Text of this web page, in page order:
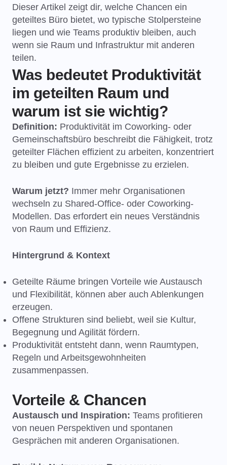
Dieser Artikel zeigt dir, welche Chancen ein
geteiltes Büro bietet, wo typische Stolpersteine
liegen und wie Teams produktiv bleiben, auch
wenn sie Raum und Infrastruktur mit anderen
teilen.
Was bedeutet Produktivität
im geteilten Raum und
warum ist sie wichtig?
Definition: Produktivität im Coworking- oder
Gemeinschaftsbüro beschreibt die Fähigkeit, trotz
geteilter Flächen effizient zu arbeiten, konzentriert
zu bleiben und gute Ergebnisse zu erzielen.
Warum jetzt? Immer mehr Organisationen
wechseln zu Shared-Office- oder Coworking-
Modellen. Das erfordert ein neues Verständnis
von Raum und Effizienz.
Hintergrund & Kontext
Geteilte Räume bringen Vorteile wie Austausch
und Flexibilität, können aber auch Ablenkungen
erzeugen.
Offene Strukturen sind beliebt, weil sie Kultur,
Begegnung und Agilität fördern.
Produktivität entsteht dann, wenn Raumtypen,
Regeln und Arbeitsgewohnheiten
zusammenpassen.
Vorteile & Chancen
Austausch und Inspiration: Teams profitieren
von neuen Perspektiven und spontanen
Gesprächen mit anderen Organisationen.